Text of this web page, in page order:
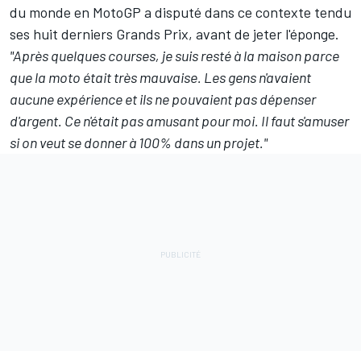
du monde en MotoGP a disputé dans ce contexte tendu
ses huit derniers Grands Prix, avant de jeter l'éponge.
"Après quelques courses, je suis resté à la maison parce
que la moto était très mauvaise. Les gens n'avaient
aucune expérience et ils ne pouvaient pas dépenser
d'argent. Ce n'était pas amusant pour moi. Il faut s'amuser
si on veut se donner à 100% dans un projet."